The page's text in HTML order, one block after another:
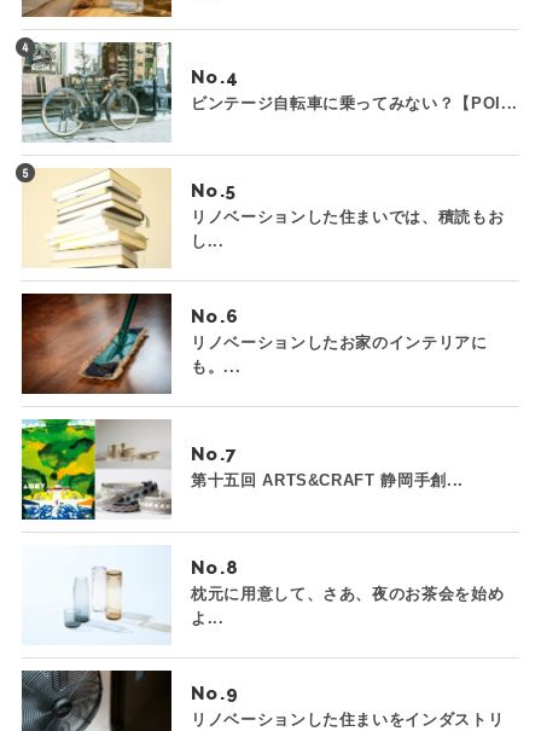
No.
ビンテージ自転車に乗ってみない？【POI...
No.
リノベーションした住まいでは、積読もお
し...
No.
リノベーションしたお家のインテリアに
も。...
No.
第十五回 ARTS&CRAFT 静岡手創...
No.
枕元に用意して、さあ、夜のお茶会を始め
よ...
No.
リノベーションした住まいをインダストリ